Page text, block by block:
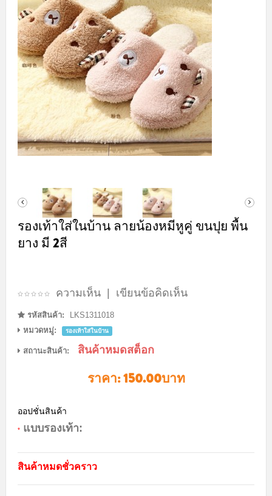
รองเท้าใส่ในบ้าน ลายน้องหมีหูคู่ ขนปุย พื้น
ยาง มี 2สี
ความเห็น | เขียนข้อคิดเห็น
รหัสสินค้า:
LKS1311018
หมวดหมู่:
รองเท้าใส่ในบ้าน
สถานะสินค้า: สินค้าหมดสต็อก
ราคา:150.00บาท
ออปชั่นสินค้า
* แบบรองเท้า:
สินค้าหมดชั่วคราว